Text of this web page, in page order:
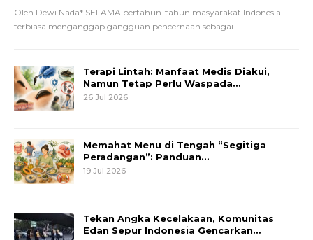
Oleh Dewi Nada* SELAMA bertahun-tahun masyarakat Indonesia
terbiasa menganggap gangguan pencernaan sebagai…
Terapi Lintah: Manfaat Medis Diakui,
Namun Tetap Perlu Waspada…
26 Jul 2026
Memahat Menu di Tengah “Segitiga
Peradangan”: Panduan…
19 Jul 2026
Tekan Angka Kecelakaan, Komunitas
Edan Sepur Indonesia Gencarkan…